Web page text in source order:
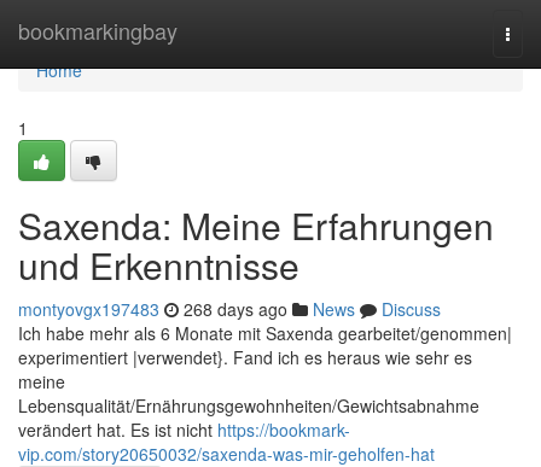
bookmarkingbay
Home
Home
1
Saxenda: Meine Erfahrungen
und Erkenntnisse
montyovgx197483 268 days ago News
Discuss
Ich habe mehr als 6 Monate mit Saxenda gearbeitet/genommen|
experimentiert |verwendet}. Fand ich es heraus wie sehr es
meine
Lebensqualität/Ernährungsgewohnheiten/Gewichtsabnahme
verändert hat. Es ist nicht https://bookmark-
vip.com/story20650032/saxenda-was-mir-geholfen-hat